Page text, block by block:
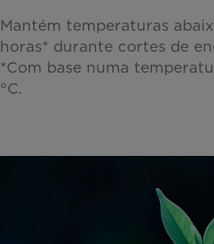
Mantém temperaturas
horas* durante cortes de
*Com base numa
°C.